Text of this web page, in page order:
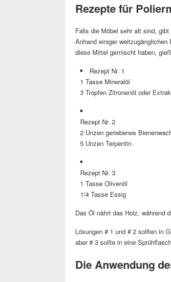
Rezepte für
Falls die Möbel sehr alt sind,
Anhand einiger
diese Mittel gemischt haben,
Rezept Nr. 1
1 Tasse Mineralöl
3 Tropfen Zitronenöl oder
Rezept Nr. 2
2 Unzen geriebenes
5 Unzen Terpentin
Rezept Nr. 3
1 Tasse Olivenöl
1/4 Tasse Essig
Das Öl nährt das Holz, während
Lösungen # 1 und # 2 sollten in
aber # 3 sollte in eine
Die Anwendung